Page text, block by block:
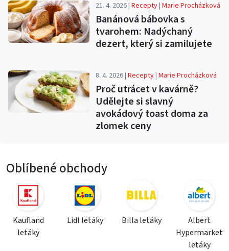
21. 4. 2026 |Recepty|Marie Procházková
Banánová bábovka s
tvarohem: Nadýchaný
dezert, který si zamilujete
8. 4. 2026 |Recepty|Marie Procházková
Proč utrácet v kavárně?
Udělejte si slavný
avokádový toast doma za
zlomek ceny
Oblíbené obchody
Kaufland
letáky
Lidl letáky Billa letáky
Albert
Hypermarket
letáky